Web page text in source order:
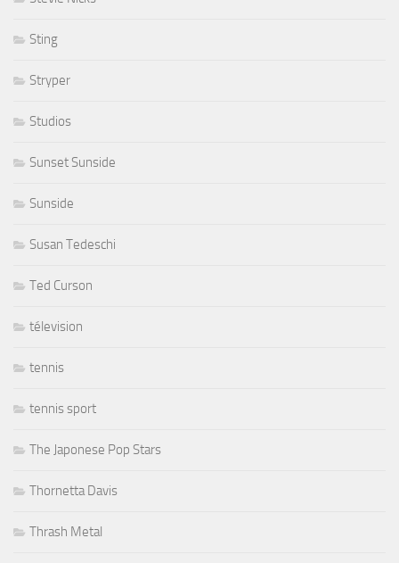
Sting
Stryper
Studios
Sunset Sunside
Sunside
Susan Tedeschi
Ted Curson
télevision
tennis
tennis sport
The Japonese Pop Stars
Thornetta Davis
Thrash Metal